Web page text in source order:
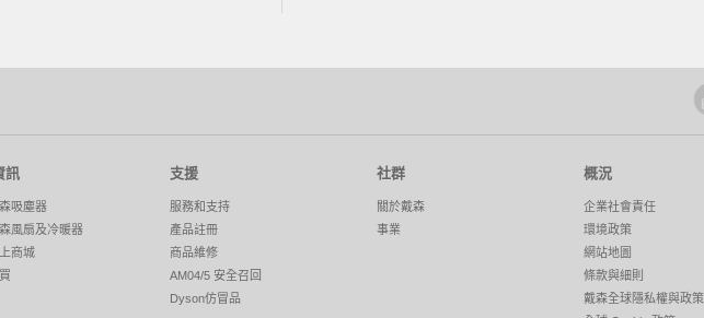
訊
吸塵器
風扇及冷暖器
商城
支援
服務和支持
產品註冊
商品維修
AM04/5 安全召回
Dyson仿冒品
社群
關於戴森
事業
概況
企業社會責任
環境政策
網站地圖
條款與細則
戴森全球隱私權與政策